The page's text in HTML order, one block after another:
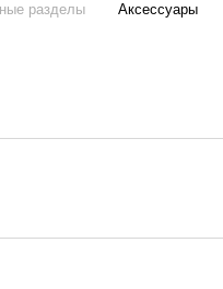
разделы
Аксессуары